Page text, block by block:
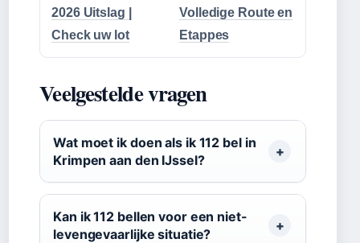
2026 Uitslag |
Check uw lot
Volledige Route en
Etappes
Veelgestelde vragen
Wat moet ik doen als ik 112 bel in
Krimpen aan den IJssel?
Kan ik 112 bellen voor een niet-
levengevaarlijke situatie?